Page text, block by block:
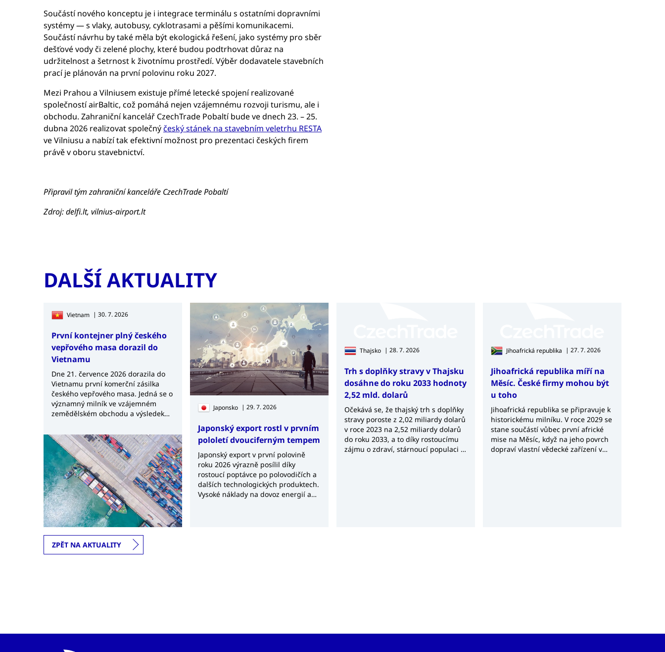
Součástí nového konceptu je i integrace terminálu s ostatními dopravními
systémy — s vlaky, autobusy, cyklotrasami a pěšími komunikacemi.
Součástí návrhu by také měla být ekologická řešení, jako systémy pro sběr
dešťové vody či zelené plochy, které budou podtrhovat důraz na
udržitelnost a šetrnost k životnímu prostředí. Výběr dodavatele stavebních
prací je plánován na první polovinu roku 2027.
Mezi Prahou a Vilniusem existuje přímé letecké spojení realizované
společností airBaltic, což pomáhá nejen vzájemnému rozvoji turismu, ale i
obchodu. Zahraniční kancelář CzechTrade Pobaltí bude ve dnech 23. – 25.
dubna 2026 realizovat společnýčeský stánek na stavebním veletrhu RESTA
ve Vilniusu a nabízí tak efektivní možnost pro prezentaci českých firem
právě v oboru stavebnictví.
Připravil tým zahraniční kanceláře CzechTrade Pobaltí
Zdroj: delfi.lt, vilnius-airport.lt
DALŠÍ AKTUALITY
Vietnam | 30. 7. 2026
První kontejner plný českého
vepřového masa dorazil do
Vietnamu
Dne 21. července 2026 dorazila do
Vietnamu první komerční zásilka
českého vepřového masa. Jedná se o
významný milník ve vzájemném
zemědělském obchodu a výsledek
a vietnamskými úřady.
Japonsko | 29. 7. 2026
Japonský export rostl v prvním
pololetí dvouciferným tempem
Japonský export v první polovině
roku 2026 výrazně posílil díky
rostoucí poptávce po polovodičích a
dalších technologických produktech.
Vysoké náklady na dovoz energií a
Thajsko | 28. 7. 2026
Trh s doplňky stravy v Thajsku
dosáhne do roku 2033 hodnoty
2,52 mld. dolarů
Očekává se, že thajský trh s doplňky
stravy poroste z 2,02 miliardy dolarů
v roce 2023 na 2,52 miliardy dolarů
do roku 2033, a to díky rostoucímu
zájmu o zdraví, stárnoucí populaci a
Jihoafrická republika | 27. 7. 2026
Jihoafrická republika míří na
Měsíc. České firmy mohou být
u toho
Jihoafrická republika se připravuje k
historickému milníku. V roce 2029 se
stane součástí vůbec první africké
mise na Měsíc, když na jeho povrch
dopraví vlastní vědecké zařízení v
ZPĚT NA AKTUALITY